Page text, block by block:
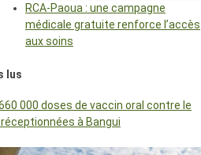
RCA-Paoua : une campagne
médicale gratuite renforce l’accès
aux soins
lus
000 doses de vaccin oral contre le
à Bangui